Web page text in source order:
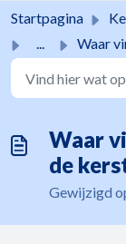
Startpagina
...
Waar vind ik de
Waar
de
Gewijzigd